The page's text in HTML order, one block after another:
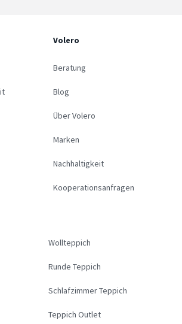
Volero
Beratung
Blog
Über Volero
Marken
Nachhaltigkeit
Kooperationsanfragen
Wollteppich
Runde Teppich
Schlafzimmer Teppich
Teppich Outlet